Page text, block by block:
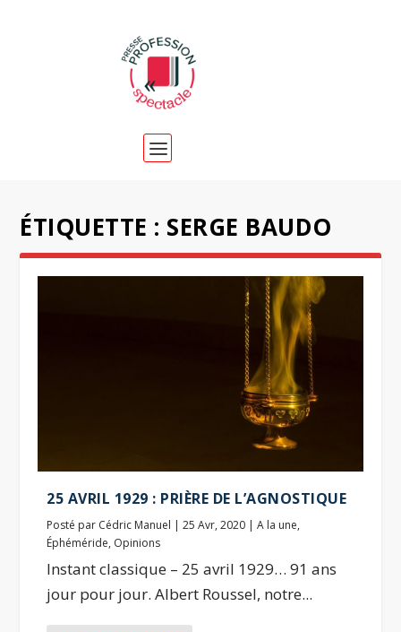
ÉTIQUETTE : SERGE BAUDO
25 AVRIL 1929 : PRIÈRE DE L’AGNOSTIQUE
Posté par Cédric Manuel |25 Avr, 2020 |A la une,
Éphéméride, Opinions
Instant classique – 25 avril 1929… 91 ans
jour pour jour. Albert Roussel, notre...